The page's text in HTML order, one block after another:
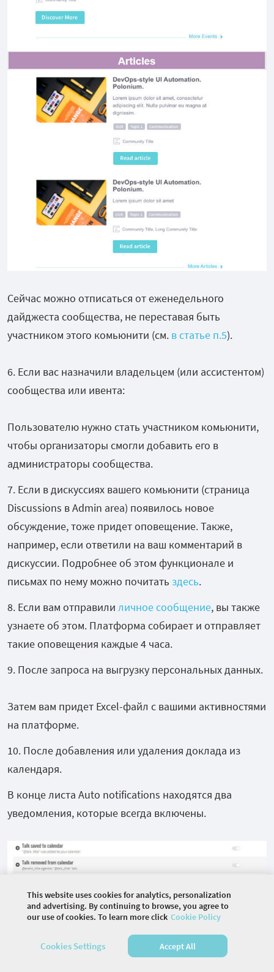
Сейчас можно отписаться от еженедельного
дайджеста сообщества, не переставая быть
участником этого комьюнити (см. в статье п.5).
6. Если вас назначили владельцем (или ассистентом)
сообщества или ивента:
Пользователю нужно стать участником комьюнити,
чтобы организаторы смогли добавить его в
администраторы сообщества.
7. Если в дискуссиях вашего комьюнити (страница
Discussions в Admin area) появилось новое
обсуждение, тоже придет оповещение. Также,
например, если ответили на ваш комментарий в
дискуссии. Подробнее об этом функционале и
письмах по нему можно почитать здесь.
8. Если вам отправили личное сообщение, вы также
узнаете об этом. Платформа собирает и отправляет
такие оповещения каждые 4 часа.
9. После запроса на выгрузку персональных данных.
Затем вам придет Excel-файл с вашими активностями
на платформе.
10. После добавления или удаления доклада из
календаря.
В конце листа Auto notifications находятся два
уведомления, которые всегда включены.
После того, как вы добавили доклад в календарь, на
This website uses cookies for analytics, personalization
and advertising. By continuing to browse, you agree to
our use of cookies. To learn more click Cookie Policy
Cookies Settings Accept All